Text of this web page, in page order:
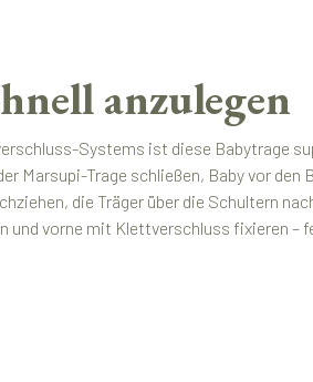
anzulegen
Systems ist diese Babytrage
Marsupi-Trage schließen, Baby vor den
die Träger über die Schultern
und vorne mit Klettverschluss fixieren –